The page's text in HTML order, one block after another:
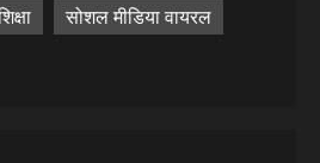
सोशल मीडिया वायरल